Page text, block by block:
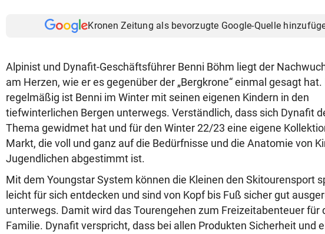
Kronen Zeitung als bevorzugte Google-Quelle
Alpinist und Dynafit-Geschäftsführer Benni Böhm liegt der
am Herzen, wie er es gegenüber der „Bergkrone“ einmal gesagt hat.
regelmäßig ist Benni im Winter mit seinen eigenen Kindern in den
tiefwinterlichen Bergen unterwegs. Verständlich, dass sich Dynafit
Thema gewidmet hat und für den Winter 22/23 eine eigene
Markt, die voll und ganz auf die Bedürfnisse und die Anatomie von
Jugendlichen abgestimmt ist.
Mit dem Youngstar System können die Kleinen den Skitourensport
leicht für sich entdecken und sind von Kopf bis Fuß sicher gut
unterwegs. Damit wird das Tourengehen zum Freizeitabenteuer für
Familie. Dynafit verspricht, dass bei allen Produkten Sicherheit und